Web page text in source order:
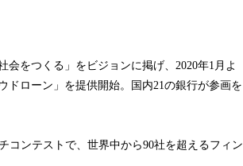
会をつくる」をビジョンに掲げ、2020年1月よ
ドローン」を提供開始。国内21の銀行が参画を
コンテストで、世界中から90社を超えるフィン